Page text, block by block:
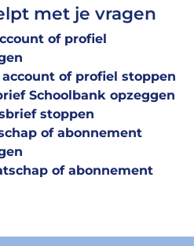
met je vragen
of profiel
of profiel stoppen
Schoolbank opzeggen
stoppen
of abonnement
of abonnement